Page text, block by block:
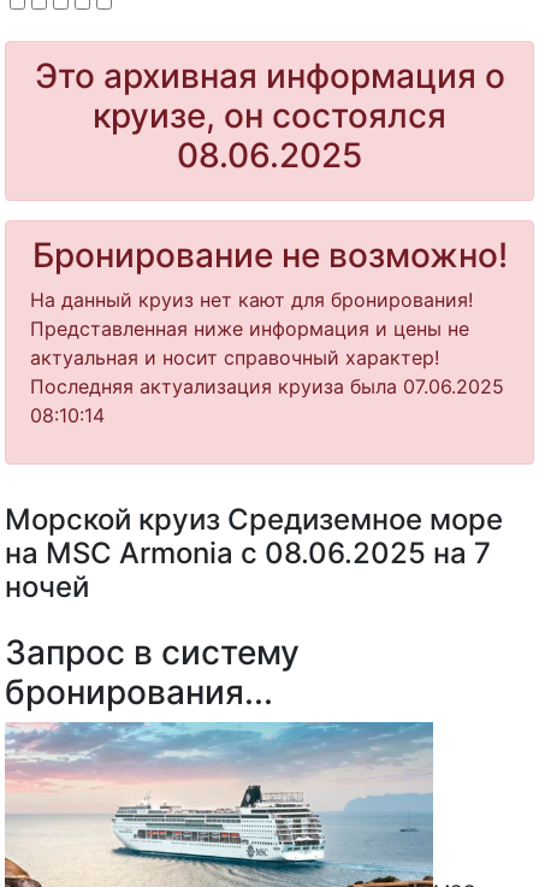
Это архивная информация о
круизе, он состоялся
08.06.2025
Бронирование не возможно!
На данный круиз нет кают для бронирования!
Представленная ниже информация и цены не
актуальная и носит справочный характер!
Последняя актуализация круиза была 07.06.2025
08:10:14
Морской круиз Средиземное море
на MSC Armonia с 08.06.2025 на 7
ночей
Запрос в систему
бронирования...